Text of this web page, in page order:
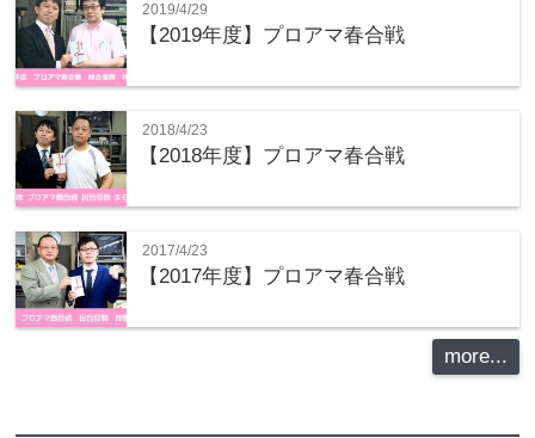
2019/4/29
【2019年度】プロアマ春合戦
2018/4/23
【2018年度】プロアマ春合戦
2017/4/23
【2017年度】プロアマ春合戦
more...